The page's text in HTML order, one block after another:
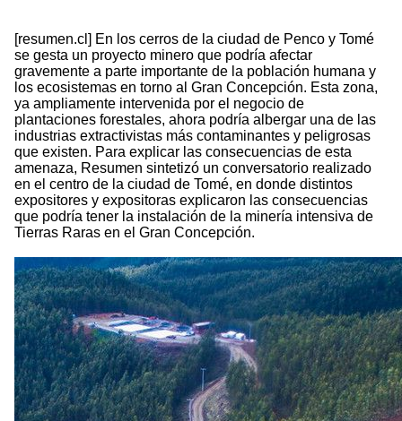
[resumen.cl] En los cerros de la ciudad de Penco y Tomé
se gesta un proyecto minero que podría afectar
gravemente a parte importante de la población humana y
los ecosistemas en torno al Gran Concepción. Esta zona,
ya ampliamente intervenida por el negocio de
plantaciones forestales, ahora podría albergar una de las
industrias extractivistas más contaminantes y peligrosas
que existen. Para explicar las consecuencias de esta
amenaza, Resumen sintetizó un conversatorio realizado
en el centro de la ciudad de Tomé, en donde distintos
expositores y expositoras explicaron las consecuencias
que podría tener la instalación de la minería intensiva de
Tierras Raras en el Gran Concepción.